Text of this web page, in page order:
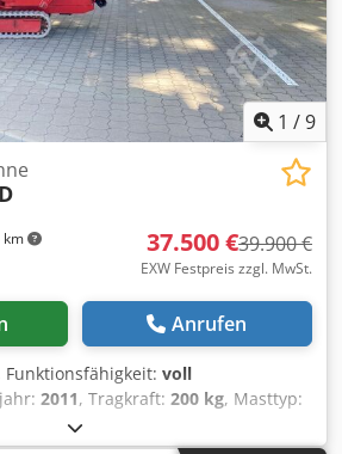
1 /9
km 37.500 €39.900 €
EXW Festpreis zzgl. MwSt.
Anrufen
Funktionsfähigkeit: voll
2011, Tragkraft: 200 kg, Masttyp:
19.800 mm
6.400 mm, Transportbreite:1.100 mm,